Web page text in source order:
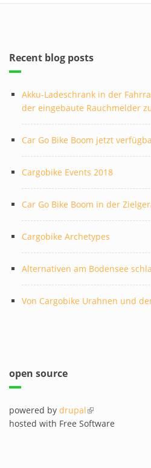
Recent blog posts
Akku-Ladeschrank in der
der eingebaute Rauchmelder
Car Go Bike Boom jetzt
Cargobike Events 2018
Car Go Bike Boom in der
Cargobike Archetypes
Alternativen am Bodensee
Von Cargobike Urahnen und
open source
powered by drupal(link is external)
hosted with Free Software